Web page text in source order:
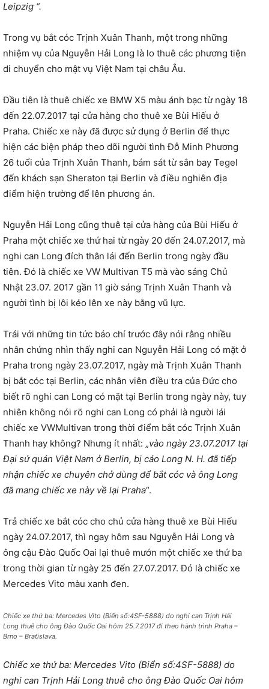
Leipzig “.
Trong vụ bắt cóc Trịnh Xuân Thanh, một trong những
nhiệm vụ của Nguyễn Hải Long là lo thuê các phương tiện
di chuyển cho mật vụ Việt Nam tại châu Âu.
Đầu tiên là thuê chiếc xe BMW X5 màu ánh bạc từ ngày 18
đến 22.07.2017 tại cửa hàng cho thuê xe Bùi Hiếu ở
Praha. Chiếc xe này đã được sử dụng ở Berlin để thực
hiện các biện pháp theo dõi người tình Đỗ Minh Phương
26 tuổi của Trịnh Xuân Thanh, bám sát từ sân bay Tegel
đến khách sạn Sheraton tại Berlin và điều nghiên địa
điểm hiện trường để lên phương án.
Nguyễn Hải Long cũng thuê tại cửa hàng của Bùi Hiếu ở
Praha một chiếc xe thứ hai từ ngày 20 đến 24.07.2017, mà
nghi can Long đích thân lái đến Berlin trong ngày đầu
tiên. Đó là chiếc xe VW Multivan T5 mà vào sáng Chủ
Nhật 23.07. 2017 gần 11 giờ sáng Trịnh Xuân Thanh và
người tình bị lôi kéo lên xe này bằng vũ lực.
Trái với những tin tức báo chí trước đây nói rằng nhiều
nhân chứng nhìn thấy nghi can Nguyễn Hải Long có mặt ở
Praha trong ngày 23.07.2017, ngày mà Trịnh Xuân Thanh
bị bắt cóc tại Berlin, các nhân viên điều tra của Đức cho
biết rõ nghi can Long có mặt tại Berlin trong ngày này, tuy
nhiên không nói rõ nghi can Long có phải là người lái
chiếc xe VWMultivan trong thời điểm bắt cóc Trịnh Xuân
Thanh hay không? Nhưng ít nhất: „vào ngày 23.07.2017 tại
Đại sứ quán Việt Nam ở Berlin, bị cáo Long N. H. đã tiếp
nhận chiếc xe chuyên chở dùng để bắt cóc và ông Long
đã mang chiếc xe này về lại Praha“.
Trả chiếc xe bắt cóc cho chủ cửa hàng thuê xe Bùi Hiếu
ngày 24.07.2017, thì ngay hôm sau Nguyễn Hải Long và
ông cậu Đào Quốc Oai lại thuê mướn một chiếc xe thứ ba
trong thời gian từ ngày 25 đến 27.07.2017. Đó là chiếc xe
Mercedes Vito màu xanh đen.
Chiếc xe thứ ba: Mercedes Vito (Biển số:4SF-5888) do nghi can Trịnh Hải
Long thuê cho ông Đào Quốc Oai hôm 25.7.2017 đi theo hành trình Praha –
Brno – Bratislava.
Chiếc xe thứ ba: Mercedes Vito (Biển số:4SF-5888) do
nghi can Trịnh Hải Long thuê cho ông Đào Quốc Oai hôm